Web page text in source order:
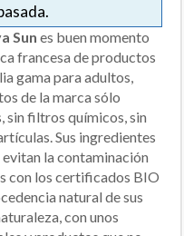
Sun es buen momento
francesa de productos
gama para adultos,
de la marca sólo
sin filtros químicos, sin
Sus ingredientes
la contaminación
con los certificados BIO
natural de sus
con unos